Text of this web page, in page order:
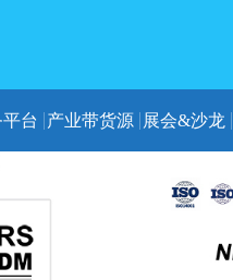
台 产业带货源 展会&沙龙